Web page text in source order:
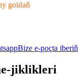
goldaň
Bize e-poçta iberiň
jiklikleri